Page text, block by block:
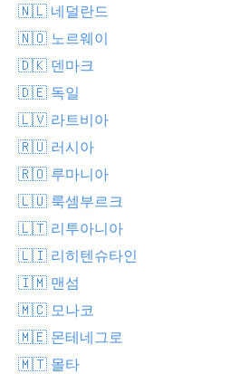
🇳🇱 네덜란드
🇳🇴 노르웨이
🇩🇰 덴마크
🇩🇪 독일
🇱🇻 라트비아
🇷🇺 러시아
🇷🇴 루마니아
🇱🇺 룩셈부르크
🇱🇹 리투아니아
🇱🇮 리히텐슈타인
🇮🇲 맨섬
🇲🇨 모나코
🇲🇪 몬테네그로
🇲🇹 몰타